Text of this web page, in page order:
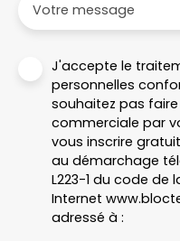
Votre message
J'accepte le
personnelles
souhaitez pas
commerciale par
vous inscrire
au démarchage
L223-1 du code de
Internet
adressé à :